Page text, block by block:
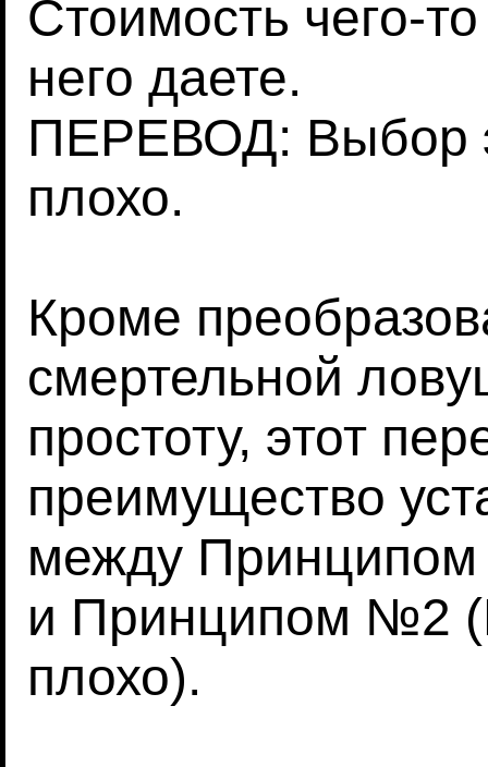
Стоимость чего-
него даете.
ПЕРЕВОД: Выбор
плохо.
Кроме
смертельной
простоту, этот
преимущество
между
и Принципом №2
плохо).